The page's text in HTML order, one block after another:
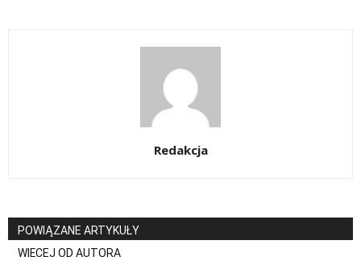
Redakcja
POWIĄZANE ARTYKUŁY
WIĘCEJ OD AUTORA